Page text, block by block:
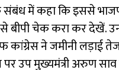
के संबंध में कहा कि इससे
से बीपी चेक करा कर देखें.
कांग्रेस ने जमीनी लड़ाई
उप मुख्यमंत्री अरुण